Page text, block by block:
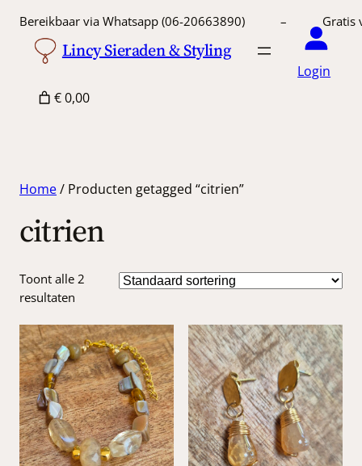
Bereikbaar via Whatsapp (06-20663890) –
Lincy Sieraden & Styling
Login
€ 0,00
Home/ Producten getagged “citrien”
citrien
Toont alle 2
resultaten